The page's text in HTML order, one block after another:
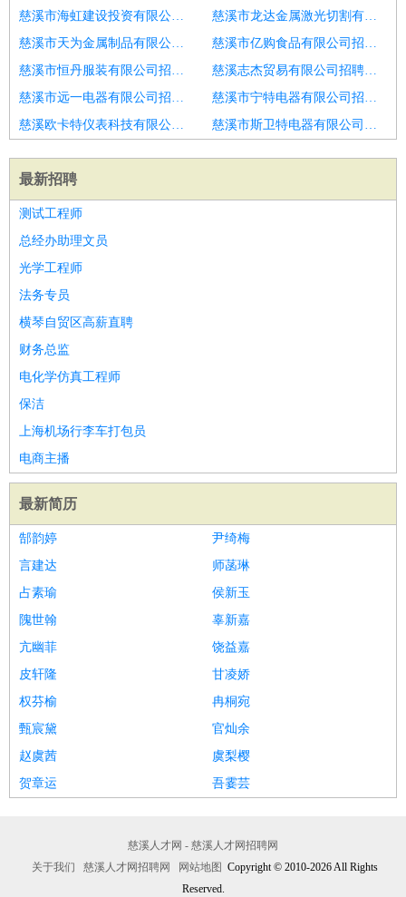
慈溪市海虹建设投资有限公司招聘心电图
慈溪市龙达金属激光切割有限公司招聘导医
慈溪市天为金属制品有限公司招聘生产管理
慈溪市亿购食品有限公司招聘业务院长
慈溪市恒丹服装有限公司招聘客户助理
慈溪志杰贸易有限公司招聘管理院长
慈溪市远一电器有限公司招聘彩超,B超
慈溪市宁特电器有限公司招聘导医
慈溪欧卡特仪表科技有限公司招聘导医客服人员
慈溪市斯卫特电器有限公司招聘医保专员
最新招聘
测试工程师
总经办助理文员
光学工程师
法务专员
横琴自贸区高薪直聘
财务总监
电化学仿真工程师
保洁
上海机场行李车打包员
电商主播
最新简历
郜韵婷
尹绮梅
言建达
师菡琳
占素瑜
侯新玉
隗世翰
辜新嘉
亢幽菲
饶益嘉
皮轩隆
甘凌娇
权芬榆
冉桐宛
甄宸黛
官灿余
赵虞茜
虞梨樱
贺章运
吾霎芸
慈溪人才网 - 慈溪人才网招聘网
关于我们
慈溪人才网招聘网 网站地图 Copyright © 2010-2026 All Rights
Reserved.